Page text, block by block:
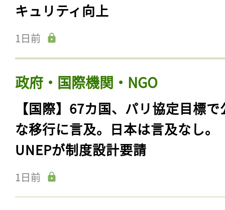
キュリティ向上
1日前
政府・国際機関・NGO
【国際】67カ国、パリ協定目標で
な移行に言及。日本は言及なし。
UNEPが制度設計要請
1日前
記事をお気に入りに
ログインが必
ログイン
会員登録